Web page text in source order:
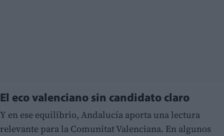
El eco valenciano sin candidato claro
Y en ese equilibrio, Andalucía aporta una lectura
relevante para la Comunitat Valenciana. En algunos